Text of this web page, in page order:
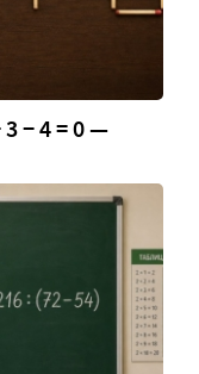
− 4 = 0 —